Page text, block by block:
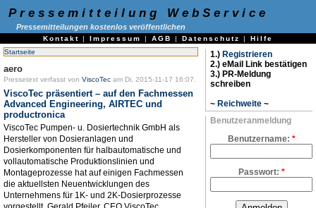
Pressemitteilung WebService
Pressemitteilungen kostenlos veröffentlichen
Kontakt | Impressum | AGB | Datenschutz | Hilfe
Startseite
aero
Pressetext verfasst von ViscoTec am Di, 2015-11-17 16:07.
ViscoTec präsentiert – auf den Fachmessen
Advanced Engineering, AIRTEC und
productronica
ViscoTec Pumpen- u. Dosiertechnik GmbH als
Hersteller von Dosieranlagen und
Dosierkomponenten für halbautomatische und
vollautomatische Produktionslinien und
Montageprozesse hat auf einigen Fachmessen
die aktuellsten Neuentwicklungen des
Unternehmens für 1K- und 2K-Dosierprozesse
1.) Registrieren
2.) eMail Link bestätigen
3.) PR-Meldung
schreiben
~ Reichweite ~
Benutzeranmeldung
Benutzername: *
Passwort: *